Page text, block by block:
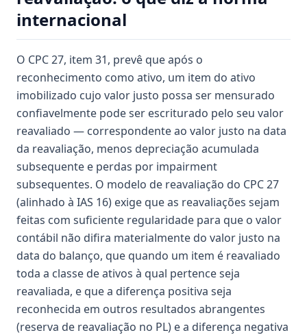
internacional
O CPC 27, item 31, prevê que após o
reconhecimento como ativo, um item do ativo
imobilizado cujo valor justo possa ser mensurado
confiavelmente pode ser escriturado pelo seu valor
reavaliado — correspondente ao valor justo na data
da reavaliação, menos depreciação acumulada
subsequente e perdas por impairment
subsequentes. O modelo de reavaliação do CPC 27
(alinhado à IAS 16) exige que as reavaliações sejam
feitas com suficiente regularidade para que o valor
contábil não difira materialmente do valor justo na
data do balanço, que quando um item é reavaliado
toda a classe de ativos à qual pertence seja
reavaliada, e que a diferença positiva seja
reconhecida em outros resultados abrangentes
(reserva de reavaliação no PL) e a diferença negativa